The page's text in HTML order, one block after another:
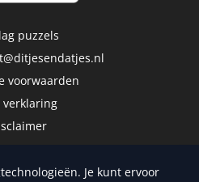
puzzels
voorwaarden
verklaring
Je kunt ervoor